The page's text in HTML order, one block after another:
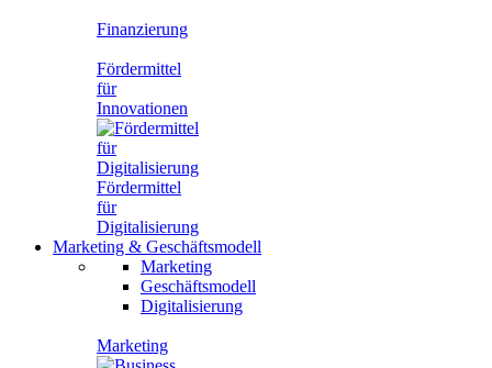
Finanzierung
Fördermittel
für
Innovationen
Fördermittel
für
Digitalisierung
Marketing & Geschäftsmodell
Marketing
Geschäftsmodell
Digitalisierung
Marketing